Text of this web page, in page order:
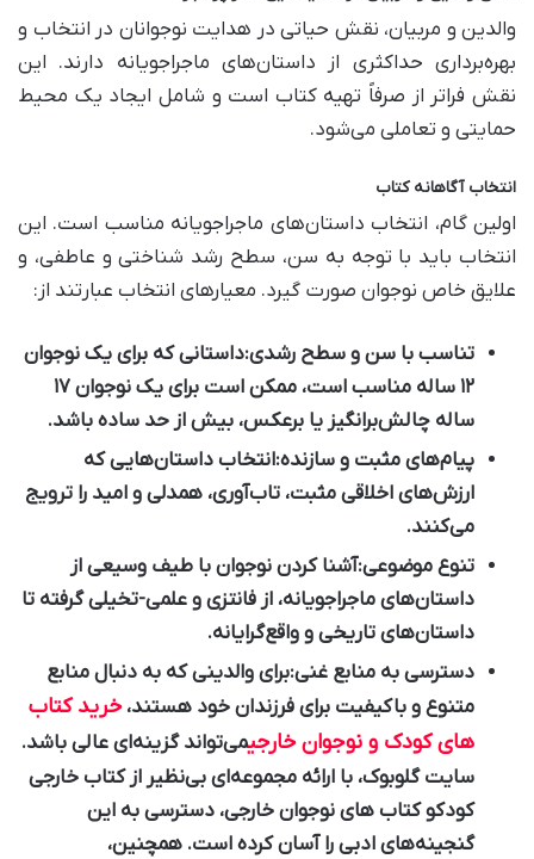
والدین و مربیان، نقش حیاتی در هدایت نوجوانان در انتخاب و
بهره‌برداری حداکثری از داستان‌های ماجراجویانه دارند. این
نقش فراتر از صرفاً تهیه کتاب است و شامل ایجاد یک محیط
حمایتی و تعاملی می‌شود.
انتخاب آگاهانه کتاب
اولین گام، انتخاب داستان‌های ماجراجویانه مناسب است. این
انتخاب باید با توجه به سن، سطح رشد شناختی و عاطفی، و
علایق خاص نوجوان صورت گیرد. معیارهای انتخاب عبارتند از:
تناسب با سن و سطح رشدی:داستانی که برای یک نوجوان
۱۲ ساله مناسب است، ممکن است برای یک نوجوان ۱۷
ساله چالش‌برانگیز یا برعکس، بیش از حد ساده باشد.
پیام‌های مثبت و سازنده:انتخاب داستان‌هایی که
ارزش‌های اخلاقی مثبت، تاب‌آوری، همدلی و امید را ترویج
می‌کنند.
تنوع موضوعی:آشنا کردن نوجوان با طیف وسیعی از
داستان‌های ماجراجویانه، از فانتزی و علمی-تخیلی گرفته تا
داستان‌های تاریخی و واقع‌گرایانه.
دسترسی به منابع غنی:برای والدینی که به دنبال منابع
متنوع و باکیفیت برای فرزندان خود هستند،خرید کتاب‌
های کودک و نوجوان خارجیمی‌تواند گزینه‌ای عالی باشد.
سایت گلوبوک، با ارائه مجموعه‌ای بی‌نظیر ازکتاب خارجی
کودکوکتاب های نوجوان خارجی، دسترسی به این
گنجینه‌های ادبی را آسان کرده است. همچنین،